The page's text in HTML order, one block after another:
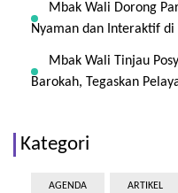
Mbak Wali Dorong
Nyaman dan Interaktif di
Mbak Wali Tinjau
Barokah, Tegaskan
Kategori
AGENDA ARTIKEL